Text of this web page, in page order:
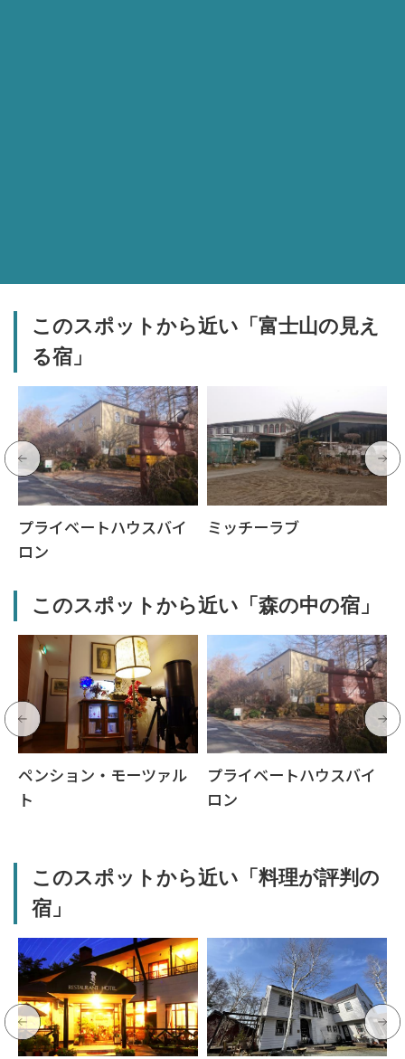
このスポットから近い「富士山の見え
る宿」
プライベートハウスバイ
ロン
ミッチーラブ
このスポットから近い「森の中の宿」
ペンション・モーツァル
ト
プライベートハウスバイ
ロン
このスポットから近い「料理が評判の
宿」